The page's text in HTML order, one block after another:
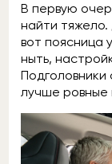
В первую
найти тяжело.
вот поясница
ныть,
Подголовники
лучше ровные